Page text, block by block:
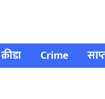
क्रीडा Crime